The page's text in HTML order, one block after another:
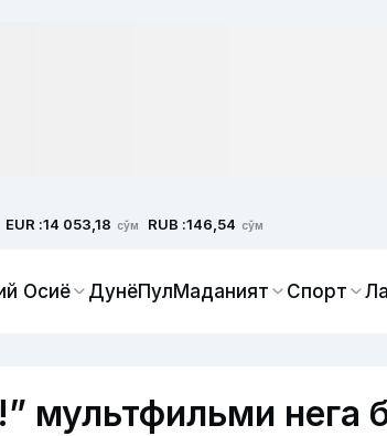
EUR :14 053,18 сўм RUB :146,54 сўм
Осиё ДунёПулМаданият Спорт
мультфильми нега